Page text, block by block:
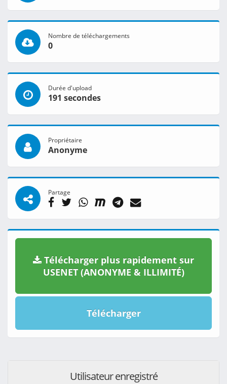
Nombre de téléchargements
0
Durée d'upload
191 secondes
Propriétaire
Anonyme
Partage
Télécharger plus rapidement sur
USENET (ANONYME & ILLIMITÉ)
Télécharger
Utilisateur enregistré